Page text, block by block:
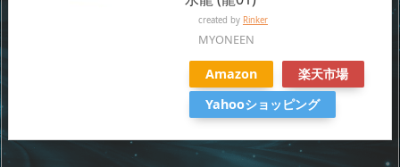
created by Rinker
MYONEEN
Amazon
楽天市場
Yahooショッピング